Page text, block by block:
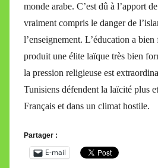
monde arabe. C’est dû à l’apport
vraiment compris le danger de
l’enseignement. L’éducation a
produit une élite laïque très bien
la pression religieuse est
Tunisiens défendent la laïcité plus
Français et dans un climat hostile.
Partager :
E-mail